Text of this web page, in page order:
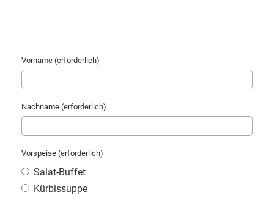
Vorname (erforderlich)
Nachname (erforderlich)
Vorspeise (erforderlich)
Salat-Buffet
Kürbissuppe